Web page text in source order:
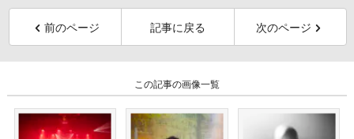
前のページ 記事に戻る 次のページ
この記事の画像一覧